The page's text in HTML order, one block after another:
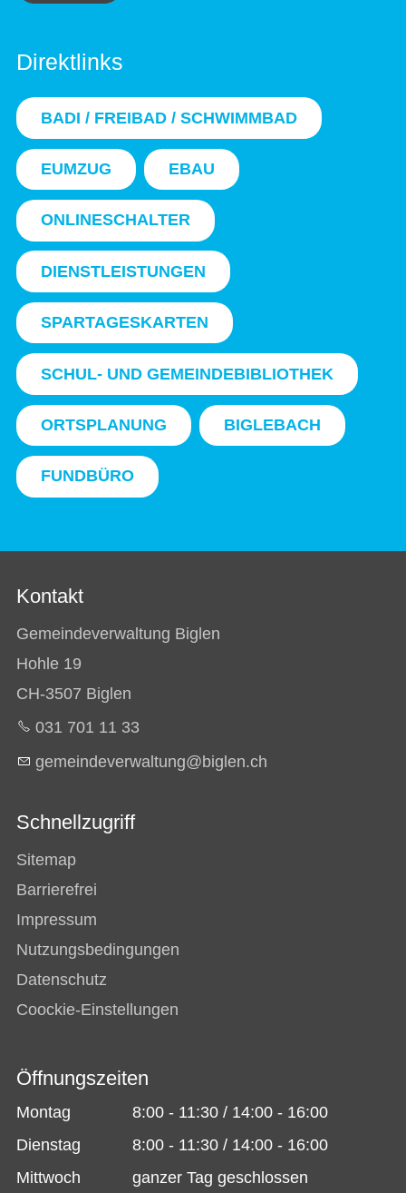
Direktlinks
BADI / FREIBAD / SCHWIMMBAD
EUMZUG EBAU
ONLINESCHALTER
DIENSTLEISTUNGEN
SPARTAGESKARTEN
SCHUL- UND GEMEINDEBIBLIOTHEK
ORTSPLANUNG BIGLEBACH
FUNDBÜRO
Kontakt
Gemeindeverwaltung Biglen
Hohle 19
CH-3507 Biglen
031 701 11 33
g m nd v rw lt ng b gl n ch
Schnellzugriff
Sitemap
Barrierefrei
Impressum
Nutzungsbedingungen
Datenschutz
Coockie-Einstellungen
Öffnungszeiten
Montag
8:00 - 11:30 / 14:00 - 16:00
Dienstag
8:00 - 11:30 / 14:00 - 16:00
Mittwoch
ganzer Tag geschlossen